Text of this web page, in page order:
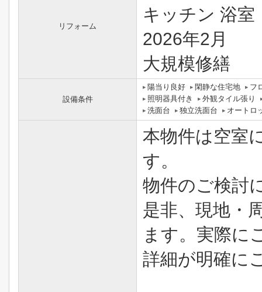
リフォーム
キッチン 浴室
2026年2月
大規模修繕
設備条件
陽当り良好 閑静な住宅地
フ
照明器具付き
外観タイル張り
洗面台
独立洗面台 オートロ
本物件は空室
す。
物件のご検討
是非、現地・
ます。実際に
詳細が明確に